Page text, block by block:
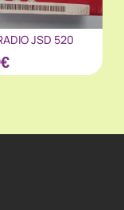
JSD 520
€